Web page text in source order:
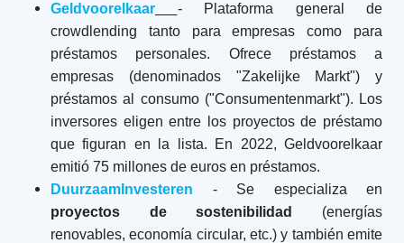
Geldvoorelkaar
- Plataforma general de
crowdlending tanto para empresas como para
préstamos personales. Ofrece préstamos a
empresas (denominados "Zakelijke Markt") y
préstamos al consumo ("Consumentenmarkt"). Los
inversores eligen entre los proyectos de préstamo
que figuran en la lista. En 2022, Geldvoorelkaar
emitió 75 millones de euros en préstamos.
DuurzaamInvesteren - Se especializa en
proyectos de sostenibilidad
(energías
renovables, economía circular, etc.) y también emite